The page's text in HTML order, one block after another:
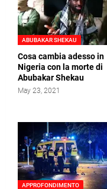
ABUBAKAR SHEKAU
Cosa cambia adesso in
Nigeria con la morte di
Abubakar Shekau
May 23, 2021
APPROFONDIMENTO